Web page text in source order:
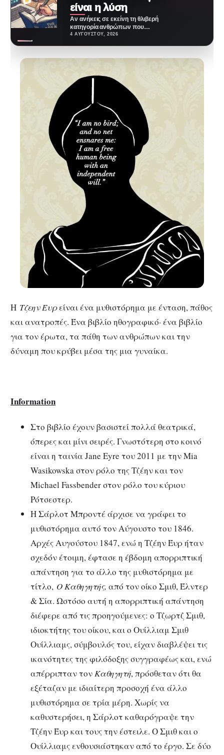
είναι η λύση
Αν ανήκεις σε εκείνη τη θλιβερή
κατηγορία ανθρώπων που
ανοίγουν βιβλίο με όλη την καλή
4 ΑΥΓΟΎΣΤΟΥ, 2026
Η Τζεην Έυρείναι ένα μυθιστόρημα με ένταση, πάθος
και ανατροπές. Ένα βιβλίο ηθογραφικό· ένα βιβλίο
για τον έρωτα, τα πάθη των ανθρώπων και την
δύναμη που κρύβει μέσα της μια γυναίκα.
Information
Στο βιβλίο έχουν βασιστεί πολλά θεατρικά,
όπερες και μίνι σειρές. Γνωστότερη στο κοινό
είναι η ταινία Jane Eyre του 2011 με την Mia
Wasikowska στον ρόλο της Τζέην και τον
Michael Fassbender στον ρόλο του κύριου
Ρότσεστερ.
Η Σάρλοτ Μπροντέ άρχισε να γράφει το
μυθιστόρημα αυτό τον Αύγουστο του 1846.
Αρχές Αυγούστου 1847, ενώ η Τζέην Έυρ ήταν
σχεδόν έτοιμη, έφτασε η έβδομη απορριπτική
απάντηση για το άλλο της μυθιστόρημα με
τίτλο, Ο Καθηγητής, από τον οίκο Σμιθ, Έλντερ
& Σία. Ωστόσο αυτή η απορριπτική απάντηση
διέφερε από τις προηγούμενες: ο Τζωρτζ Σμιθ,
ιδιοκτήτης του οίκου, και ο Ουίλλιαμ Σμιθ
Ουίλλιαμς, σύμβουλός του, είχαν διαβλέψει τις
ικανότητες της φιλόδοξης συγγραφέως και, ενώ
απέρριπταν τονΚαθηγητή, πρόσθεταν ότι θα
εξέταζαν με ιδιαίτερη προσοχή ένα άλλο
μυθιστόρημα σε τρία μέρη. Χωρίς να
καθυστερήσει, η Σάρλοτ καθαρόγραψε την
Τζέην Έυρ και τους την έστειλε. Ο Σμιθ και ο
Ουίλλιαμς ενθουσιάστηκαν από το έργο. Σε δύο